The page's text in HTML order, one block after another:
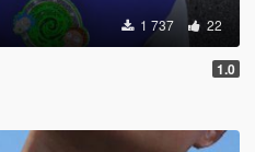
1 737 22
1.0